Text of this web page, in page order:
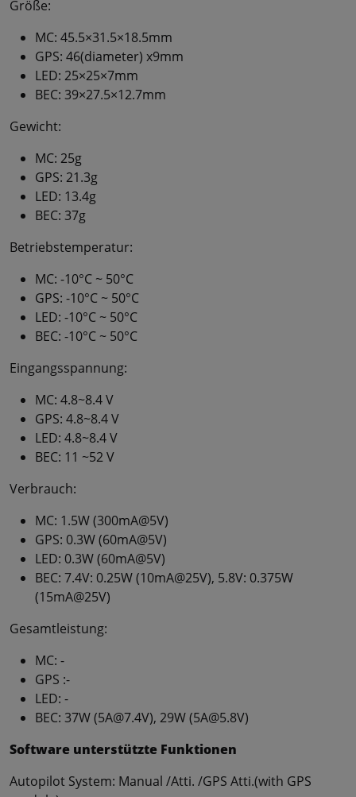
Größe:
MC: 45.5×31.5×18.5mm
GPS: 46(diameter) x9mm
LED: 25×25×7mm
BEC: 39×27.5×12.7mm
Gewicht:
MC: 25g
GPS: 21.3g
LED: 13.4g
BEC: 37g
Betriebstemperatur:
MC: -10°C ~ 50°C
GPS: -10°C ~ 50°C
LED: -10°C ~ 50°C
BEC: -10°C ~ 50°C
Eingangsspannung:
MC: 4.8~8.4 V
GPS: 4.8~8.4 V
LED: 4.8~8.4 V
BEC: 11 ~52 V
Verbrauch:
MC: 1.5W (300mA@5V)
GPS: 0.3W (60mA@5V)
LED: 0.3W (60mA@5V)
BEC: 7.4V: 0.25W (10mA@25V), 5.8V: 0.375W
(15mA@25V)
Gesamtleistung:
MC: -
GPS :-
LED: -
BEC: 37W (5A@7.4V), 29W (5A@5.8V)
Software unterstützte Funktionen
Autopilot System: Manual /Atti. /GPS Atti.(with GPS